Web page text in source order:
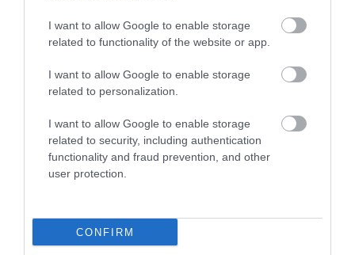
I want to allow Google to enable storage
related to functionality of the website or app.
I want to allow Google to enable storage
related to personalization.
I want to allow Google to enable storage
related to security, including authentication
functionality and fraud prevention, and other
user protection.
CONFIRM
TÖBB MINT EGY HÓNAP IS LEHET, MIRE
TELJESEN ÚJRAINDUL A P...
TANULJ NÉMETÜL OTTHONRÓL: A
DIGITÁLIS TANULÁS ELŐNYEI